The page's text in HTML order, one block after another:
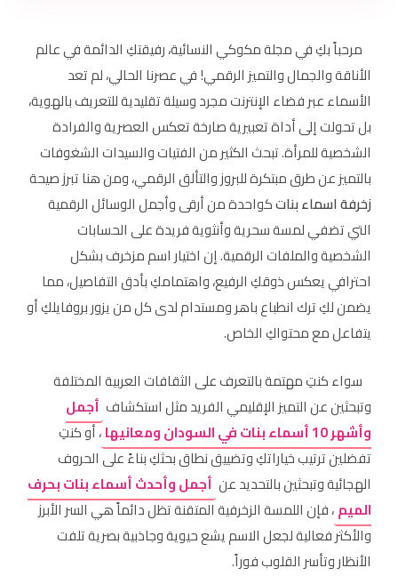
مرحباً بكِ في مجلة مكوكي النسائية، رفيقتكِ الدائمة في عالم
الأناقة والجمال والتميز الرقمي! في عصرنا الحالي، لم تعد
الأسماء عبر فضاء الإنترنت مجرد وسيلة تقليدية للتعريف بالهوية،
بل تحولت إلى أداة تعبيرية صارخة تعكس العصرية والفرادة
الشخصية للمرأة. تبحث الكثير من الفتيات والسيدات الشغوفات
بالتميز عن طرق مبتكرة للبروز والتألق الرقمي، ومن هنا تبرز صيحة
زخرفة اسماء بناتكواحدة من أرقى وأجمل الوسائل الرقمية
التي تضفي لمسة سحرية وأنثوية فريدة على الحسابات
الشخصية والملفات الرقمية. إن اختيار اسم مزخرف بشكل
احترافي يعكس ذوقكِ الرفيع، واهتمامكِ بأدق التفاصيل، مما
يضمن لكِ ترك انطباع باهر ومستدام لدى كل من يزور بروفايلكِ أو
يتفاعل مع محتواكِ الخاص.
سواء كنتِ مهتمة بالتعرف على الثقافات العربية المختلفة
وتبحثين عن التميز الإقليمي الفريد مثل استكشاف أجمل
وأشهر 10 أسماء بنات في السودان ومعانيها
، أو كنتِ
تفضلين ترتيب خياراتكِ وتضييق نطاق بحثكِ بناءً على الحروف
الهجائية وتبحثين بالتحديد عن أجمل وأحدث أسماء بنات بحرف
الميم، فإن اللمسة الزخرفية المتقنة تظل دائماً هي السر الأبرز
والأكثر فعالية لجعل الاسم يشع حيوية وجاذبية بصرية تلفت
الأنظار وتأسر القلوب فوراً.